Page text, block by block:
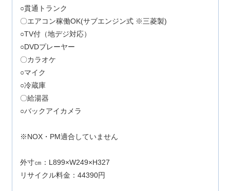
○貫通トランク
〇エアコン稼働OK(サブエンジン式 ※三菱製)
○TV付（地デジ対応）
○DVDプレーヤー
〇カラオケ
○マイク
○冷蔵庫
〇給湯器
○バックアイカメラ
※NOX・PM適合していません
外寸㎝：L899×W249×H327
リサイクル料金：44390円